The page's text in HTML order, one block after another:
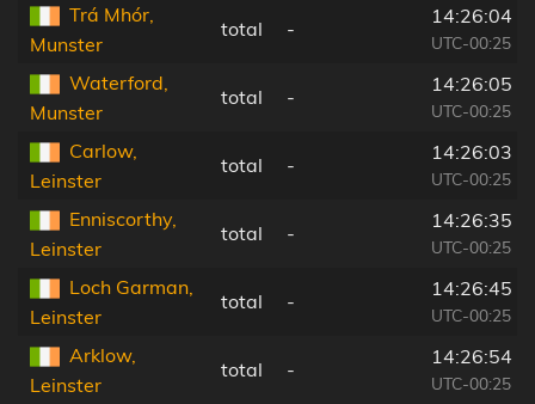
Trá Mhór,
Munster
total -
14:26:04
UTC-00:25
Waterford,
Munster
total -
14:26:05
UTC-00:25
Carlow,
Leinster
total -
14:26:03
UTC-00:25
Enniscorthy,
Leinster
total -
14:26:35
UTC-00:25
Loch Garman,
Leinster
total -
14:26:45
UTC-00:25
Arklow,
Leinster
total -
14:26:54
UTC-00:25